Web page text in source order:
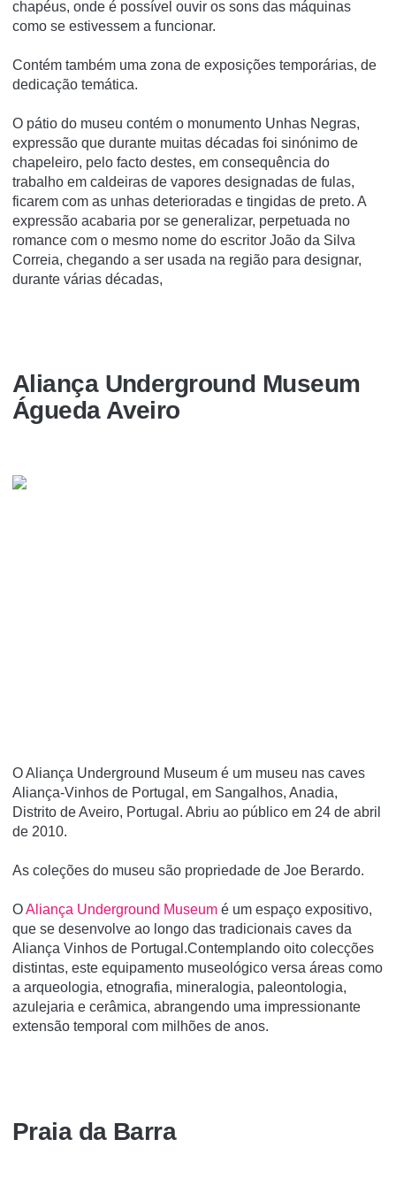
chapéus, onde é possí­vel ouvir os sons das máquinas
como se estivessem a funcionar.
Contém também uma zona de exposições temporárias, de
dedicação temática.
O pátio do museu contém o monumento Unhas Negras,
expressão que durante muitas décadas foi sinónimo de
chapeleiro, pelo facto destes, em consequência do
trabalho em caldeiras de vapores designadas de fulas,
ficarem com as unhas deterioradas e tingidas de preto. A
expressão acabaria por se generalizar, perpetuada no
romance com o mesmo nome do escritor João da Silva
Correia, chegando a ser usada na região para designar,
durante várias décadas,
Aliança Underground Museum
Águeda Aveiro
O Aliança Underground Museum é um museu nas caves
Aliança-Vinhos de Portugal, em Sangalhos, Anadia,
Distrito de Aveiro, Portugal. Abriu ao público em 24 de abril
de 2010.
As coleções do museu são propriedade de Joe Berardo.
OAliança Underground Museum é um espaço expositivo,
que se desenvolve ao longo das tradicionais caves da
Aliança Vinhos de Portugal.Contemplando oito colecções
distintas, este equipamento museológico versa áreas como
a arqueologia, etnografia, mineralogia, paleontologia,
azulejaria e cerâmica, abrangendo uma impressionante
extensão temporal com milhões de anos.
Praia da Barra